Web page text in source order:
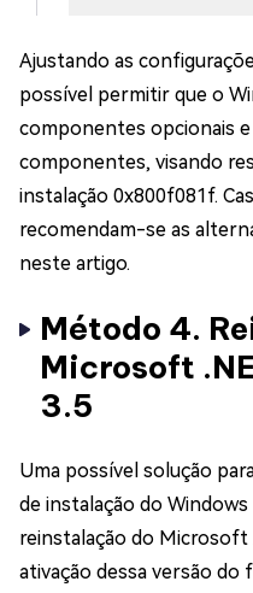
Ajustando as
possível permitir que o
componentes opcionais
componentes, visando
instalação 0x800f081f.
recomendam-se as
neste artigo.
Método 4.
Microsoft
3.5
Uma possível solução
de instalação do
reinstalação do Microsoft
ativação dessa versão